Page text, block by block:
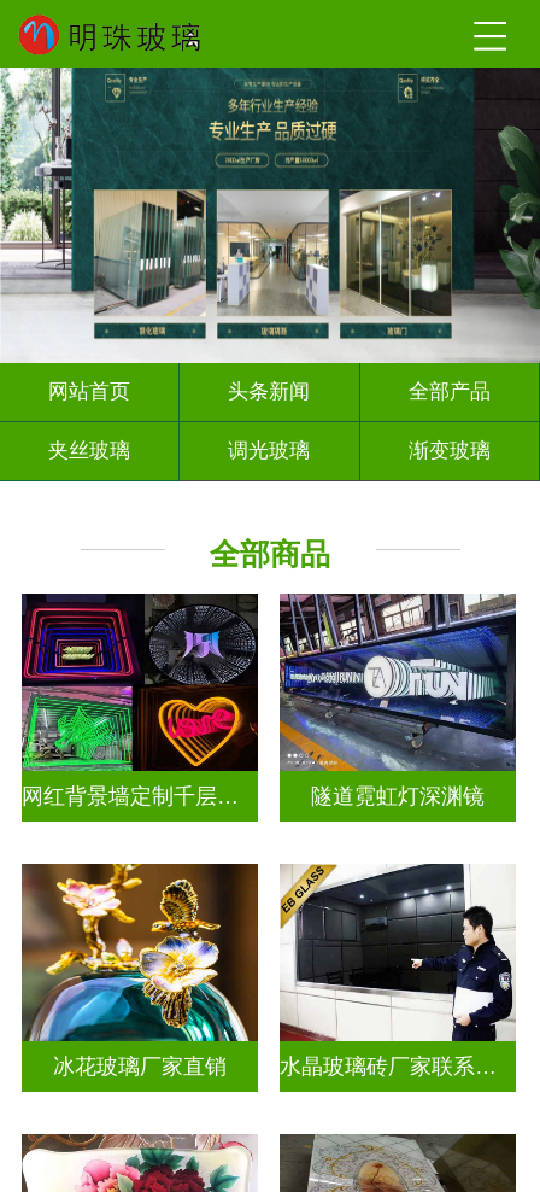
网站首页 头条新闻 全部产品
夹丝玻璃 调光玻璃 渐变玻璃
其它玻璃
全部商品
网红背景墙定制千层镜深渊镜 隧道霓虹灯深渊镜
冰花玻璃厂家直销 水晶玻璃砖厂家联系方式